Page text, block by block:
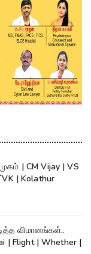
| VS
| Kolathur
விமானங்கள்..
| Flight | Whether |